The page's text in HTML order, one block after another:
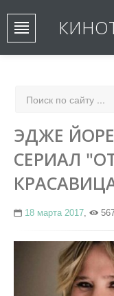
ЭДЖЕ
СЕРИАЛ
18 марта 2017,